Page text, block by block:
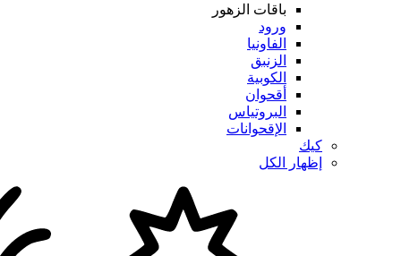
باقات الزهور
ورود
الفاونيا
الزنبق
الكوبية
أقحوان
البروتياس
الإقحوانات
كيك
إظهار الكل